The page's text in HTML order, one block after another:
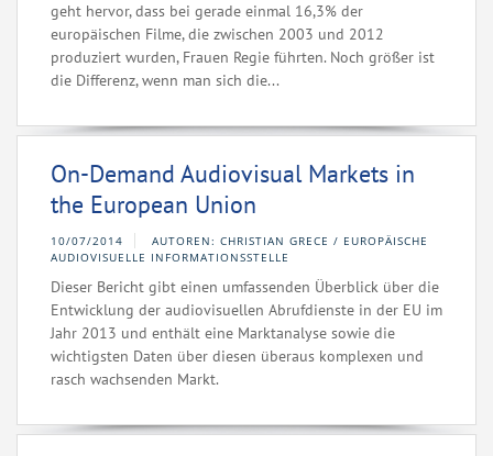
geht hervor, dass bei gerade einmal 16,3% der
europäischen Filme, die zwischen 2003 und 2012
produziert wurden, Frauen Regie führten. Noch größer ist
die Differenz, wenn man sich die...
On-Demand Audiovisual Markets in
the European Union
10/07/2014
AUTOREN: CHRISTIAN GRECE / EUROPÄISCHE
AUDIOVISUELLE INFORMATIONSSTELLE
Dieser Bericht gibt einen umfassenden Überblick über die
Entwicklung der audiovisuellen Abrufdienste in der EU im
Jahr 2013 und enthält eine Marktanalyse sowie die
wichtigsten Daten über diesen überaus komplexen und
rasch wachsenden Markt.